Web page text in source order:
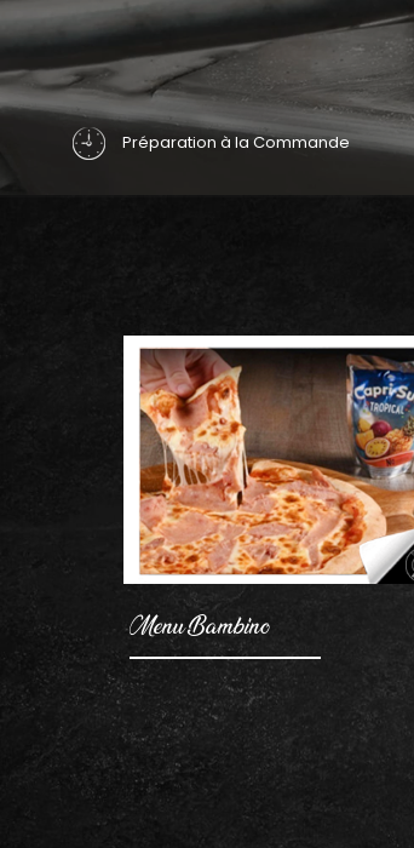
Préparation à la Commande
Menu Bambino